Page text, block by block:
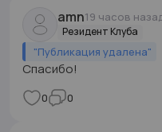
amn19 часов
Резидент Клуба
"Публикация удалена"
Спасибо!
0 0